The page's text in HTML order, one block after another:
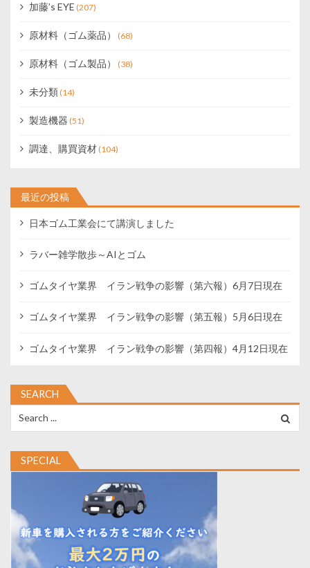
加藤’s EYE (207)
原材料（ゴム薬品） (68)
原材料（ゴム製品） (38)
未分類(14)
製造機器 (51)
調達、購買資材(104)
最近の投稿
日本ゴム工業会にて講演しました
ラバー雑学散歩～AIとゴム
ゴムタイヤ業界 イラン戦争の影響（第六報）6月7日現在
ゴムタイヤ業界 イラン戦争の影響（第五報）5月6日現在
ゴムタイヤ業界 イラン戦争の影響（第四報）4月12日現在
SEARCH
for:
SPECIAL